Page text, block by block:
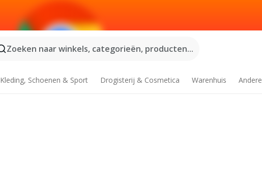
Zoeken naar winkels, categorieën, producten...
Kleding, Schoenen & Sport Drogisterij & Cosmetica Warenhuis Andere